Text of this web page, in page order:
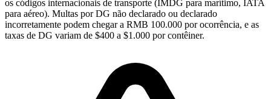
os códigos internacionais de transporte (IMDG para marítimo, IATA
para aéreo). Multas por DG não declarado ou declarado
incorretamente podem chegar a RMB 100.000 por ocorrência, e as
taxas de DG variam de $400 a $1.000 por contêiner.